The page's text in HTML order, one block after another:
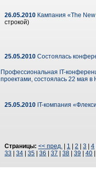
26.05.2010 Кампания «The
строкой)
25.05.2010 Состоялась
Профессиональная IT-
проектами, состоялась 22 мая
25.05.2010 IT-компания
Страницы: << пред. 1 2 3 4
33
34 35 36 37 38 39 40